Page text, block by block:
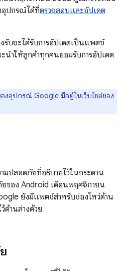
อุปกรณ์ได้ที่ตรวจสอบและอัปเดต
บจะได้รับการอัปเดตเป็นแพตช์
นำให้ลูกค้าทุกคนยอมรับการอัปเดต
องอุปกรณ์ Google มีอยู่ในเว็บไซต์ของ
มปลอดภัยที่อธิบายไว้ในกระดาน
ยของ Android เดือนพฤศจิกายน
ยังมีแพตช์สำหรับช่องโหว่ด้าน
ด้านล่างด้วย